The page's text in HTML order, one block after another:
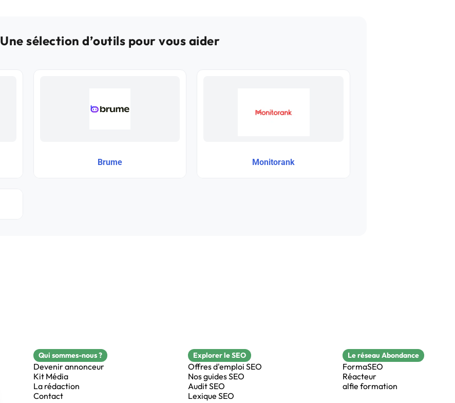
Une sélection d’outils pour vous aider
Brume Monitorank
Qui sommes-nous ?
Devenir annonceur
Kit Média
La rédaction
Contact
Explorer le SEO
Offres d'emploi SEO
Nos guides SEO
Audit SEO
Lexique SEO
Le réseau Abondance
FormaSEO
Réacteur
alfie formation